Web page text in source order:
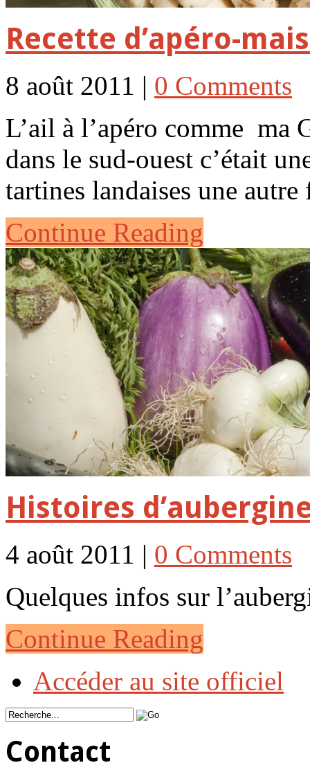
Recette d’apéro-
8 août 2011 | 0 Comments
L’ail à l’apéro comme ma
dans le sud-ouest c’était
tartines landaises une
Continue Reading
Histoires
4 août 2011 | 0 Comments
Quelques infos sur
Continue Reading
Accéder au site officiel
Contact